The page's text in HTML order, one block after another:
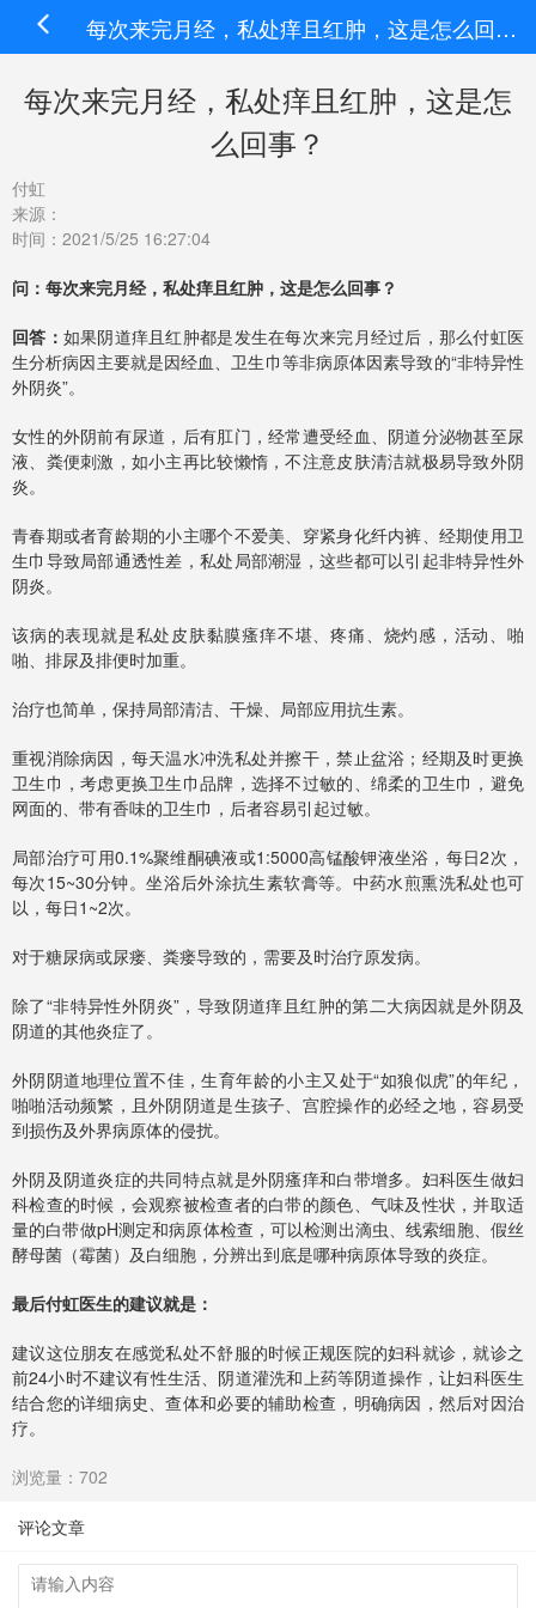
每次来完月经，私处痒且红肿，这是怎么回事？
每次来完月经，私处痒且红肿，这是怎
么回事？
付虹
来源：
时间：2021/5/25 16:27:04
问：每次来完月经，私处痒且红肿，这是怎么回事？
回答： 如果阴道痒且红肿都是发生在每次来完月经过后，那么付虹医
生分析病因主要就是因经血、卫生巾等非病原体因素导致的“非特异性
外阴炎”。
女性的外阴前有尿道，后有肛门，经常遭受经血、阴道分泌物甚至尿
液、粪便刺激，如小主再比较懒惰，不注意皮肤清洁就极易导致外阴
炎。
青春期或者育龄期的小主哪个不爱美、穿紧身化纤内裤、经期使用卫
生巾导致局部通透性差，私处局部潮湿，这些都可以引起非特异性外
阴炎。
该病的表现就是私处皮肤黏膜瘙痒不堪、疼痛、烧灼感，活动、啪
啪、排尿及排便时加重。
治疗也简单，保持局部清洁、干燥、局部应用抗生素。
重视消除病因，每天温水冲洗私处并擦干，禁止盆浴；经期及时更换
卫生巾，考虑更换卫生巾品牌，选择不过敏的、绵柔的卫生巾，避免
网面的、带有香味的卫生巾，后者容易引起过敏。
局部治疗可用0.1%聚维酮碘液或1:5000高锰酸钾液坐浴，每日2次，
每次15~30分钟。坐浴后外涂抗生素软膏等。中药水煎熏洗私处也可
以，每日1~2次。
对于糖尿病或尿瘘、粪瘘导致的，需要及时治疗原发病。
除了“非特异性外阴炎”，导致阴道痒且红肿的第二大病因就是外阴及
阴道的其他炎症了。
外阴阴道地理位置不佳，生育年龄的小主又处于“如狼似虎”的年纪，
啪啪活动频繁，且外阴阴道是生孩子、宫腔操作的必经之地，容易受
到损伤及外界病原体的侵扰。
外阴及阴道炎症的共同特点就是外阴瘙痒和白带增多。妇科医生做妇
科检查的时候，会观察被检查者的白带的颜色、气味及性状，并取适
量的白带做pH测定和病原体检查，可以检测出滴虫、线索细胞、假丝
酵母菌（霉菌）及白细胞，分辨出到底是哪种病原体导致的炎症。
最后付虹医生的建议就是：
建议这位朋友在感觉私处不舒服的时候正规医院的妇科就诊，就诊之
前24小时不建议有性生活、阴道灌洗和上药等阴道操作，让妇科医生
结合您的详细病史、查体和必要的辅助检查，明确病因，然后对因治
疗。
浏览量：702
评论文章